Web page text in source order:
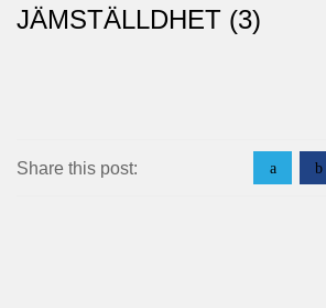
JÄMSTÄLLDHET (3)
Share this post: a b